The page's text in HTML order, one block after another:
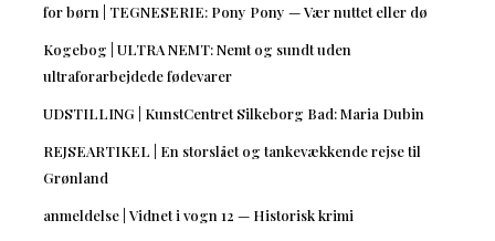
for børn | TEGNESERIE: Pony Pony — Vær nuttet eller dø
Kogebog | ULTRA NEMT: Nemt og sundt uden
ultraforarbejdede fødevarer
UDSTILLING | KunstCentret Silkeborg Bad: Maria Dubin
REJSEARTIKEL | En storslået og tankevækkende rejse til
Grønland
anmeldelse | Vidnet i vogn 12 — Historisk krimi